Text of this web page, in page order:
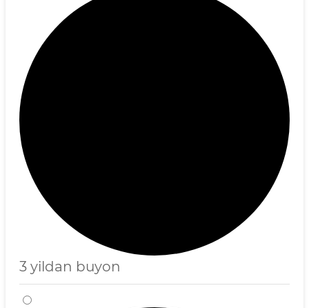
3 yildan buyon